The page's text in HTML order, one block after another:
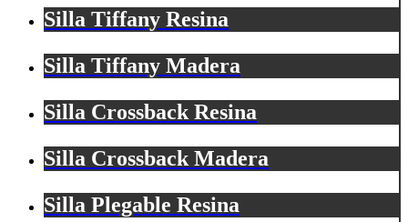
Silla Tiffany Resina
Silla Tiffany Madera
Silla Crossback Resina
Silla Crossback Madera
Silla Plegable Resina